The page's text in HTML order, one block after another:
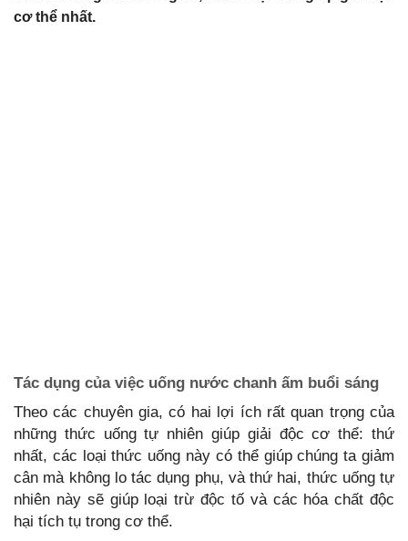
cơ thể nhất.
Tác dụng của việc uống nước chanh ấm buổi sáng
Theo các chuyên gia, có hai lợi ích rất quan trọng của
những thức uống tự nhiên giúp giải độc cơ thể: thứ
nhất, các loại thức uống này có thể giúp chúng ta giảm
cân mà không lo tác dụng phụ, và thứ hai, thức uống tự
nhiên này sẽ giúp loại trừ độc tố và các hóa chất độc
hại tích tụ trong cơ thể.